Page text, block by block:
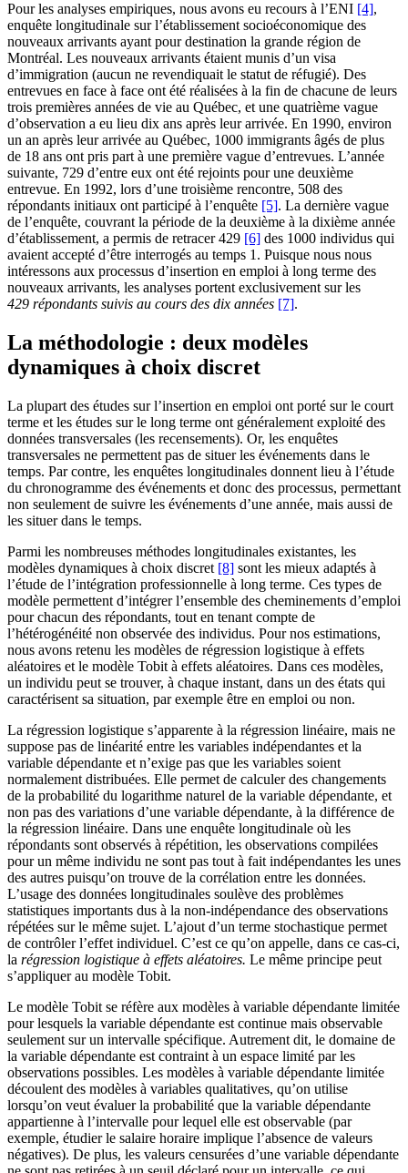
Pour les analyses empiriques, nous avons eu recours à l’ENI [4],
enquête longitudinale sur l’établissement socioéconomique des
nouveaux arrivants ayant pour destination la grande région de
Montréal. Les nouveaux arrivants étaient munis d’un visa
d’immigration (aucun ne revendiquait le statut de réfugié). Des
entrevues en face à face ont été réalisées à la fin de chacune de leurs
trois premières années de vie au Québec, et une quatrième vague
d’observation a eu lieu dix ans après leur arrivée. En 1990, environ
un an après leur arrivée au Québec, 1000 immigrants âgés de plus
de 18 ans ont pris part à une première vague d’entrevues. L’année
suivante, 729 d’entre eux ont été rejoints pour une deuxième
entrevue. En 1992, lors d’une troisième rencontre, 508 des
répondants initiaux ont participé à l’enquête [5]. La dernière vague
de l’enquête, couvrant la période de la deuxième à la dixième année
d’établissement, a permis de retracer 429 [6] des 1000 individus qui
avaient accepté d’être interrogés au temps 1. Puisque nous nous
intéressons aux processus d’insertion en emploi à long terme des
nouveaux arrivants, les analyses portent exclusivement sur les
429 répondants suivis au cours des dix années [7].
La méthodologie : deux modèles
dynamiques à choix discret
La plupart des études sur l’insertion en emploi ont porté sur le court
terme et les études sur le long terme ont généralement exploité des
données transversales (les recensements). Or, les enquêtes
transversales ne permettent pas de situer les événements dans le
temps. Par contre, les enquêtes longitudinales donnent lieu à l’étude
du chronogramme des événements et donc des processus, permettant
non seulement de suivre les événements d’une année, mais aussi de
les situer dans le temps.
Parmi les nombreuses méthodes longitudinales existantes, les
modèles dynamiques à choix discret [8] sont les mieux adaptés à
l’étude de l’intégration professionnelle à long terme. Ces types de
modèle permettent d’intégrer l’ensemble des cheminements d’emploi
pour chacun des répondants, tout en tenant compte de
l’hétérogénéité non observée des individus. Pour nos estimations,
nous avons retenu les modèles de régression logistique à effets
aléatoires et le modèle Tobit à effets aléatoires. Dans ces modèles,
un individu peut se trouver, à chaque instant, dans un des états qui
caractérisent sa situation, par exemple être en emploi ou non.
La régression logistique s’apparente à la régression linéaire, mais ne
suppose pas de linéarité entre les variables indépendantes et la
variable dépendante et n’exige pas que les variables soient
normalement distribuées. Elle permet de calculer des changements
de la probabilité du logarithme naturel de la variable dépendante, et
non pas des variations d’une variable dépendante, à la différence de
la régression linéaire. Dans une enquête longitudinale où les
répondants sont observés à répétition, les observations compilées
pour un même individu ne sont pas tout à fait indépendantes les unes
des autres puisqu’on trouve de la corrélation entre les données.
L’usage des données longitudinales soulève des problèmes
statistiques importants dus à la non-indépendance des observations
répétées sur le même sujet. L’ajout d’un terme stochastique permet
de contrôler l’effet individuel. C’est ce qu’on appelle, dans ce cas-ci,
la régression logistique à effets aléatoires. Le même principe peut
s’appliquer au modèle Tobit.
Le modèle Tobit se réfère aux modèles à variable dépendante limitée
pour lesquels la variable dépendante est continue mais observable
seulement sur un intervalle spécifique. Autrement dit, le domaine de
la variable dépendante est contraint à un espace limité par les
observations possibles. Les modèles à variable dépendante limitée
découlent des modèles à variables qualitatives, qu’on utilise
lorsqu’on veut évaluer la probabilité que la variable dépendante
appartienne à l’intervalle pour lequel elle est observable (par
exemple, étudier le salaire horaire implique l’absence de valeurs
négatives). De plus, les valeurs censurées d’une variable dépendante